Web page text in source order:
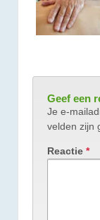
Geef een
Je e-
velden zijn
Reactie *